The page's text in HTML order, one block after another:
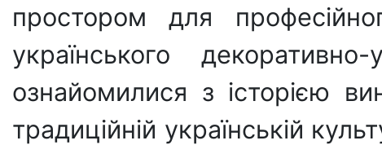
простором для
українського
ознайомилися з історією
традиційній українській